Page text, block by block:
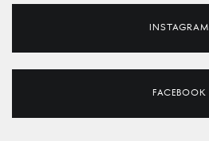
INSTAGRAM
FACEBOOK